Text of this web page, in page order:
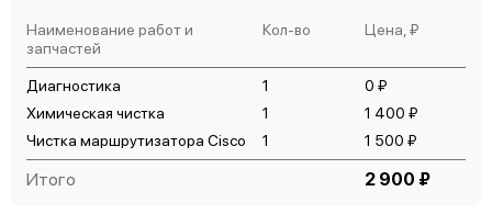
Cisco 1720
Наименование работ и
запчастей
Кол-во Цена, ₽
Диагностика 1
0 ₽
Химическая чистка
1
1 400 ₽
Чистка маршрутизатора Cisco
1 1 500 ₽
Итого 2 900 ₽